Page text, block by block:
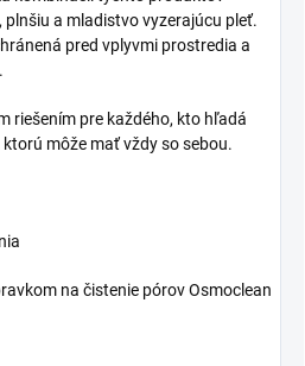
a mladistvo vyzerajúcu pleť.
pred vplyvmi prostredia a
riešením pre každého, kto hľadá
môže mať vždy so sebou.
na čistenie pórov Osmoclean